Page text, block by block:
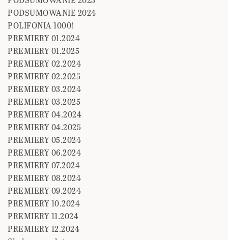
PODSUMOWANIE 2024
POLIFONIA 1000!
PREMIERY 01.2024
PREMIERY 01.2025
PREMIERY 02.2024
PREMIERY 02.2025
PREMIERY 03.2024
PREMIERY 03.2025
PREMIERY 04.2024
PREMIERY 04.2025
PREMIERY 05.2024
PREMIERY 06.2024
PREMIERY 07.2024
PREMIERY 08.2024
PREMIERY 09.2024
PREMIERY 10.2024
PREMIERY 11.2024
PREMIERY 12.2024